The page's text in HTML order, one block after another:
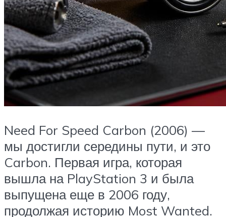
Need For Speed Carbon (2006) —
мы достигли середины пути, и это
Carbon. Первая игра, которая
вышла на PlayStation 3 и была
выпущена еще в 2006 году,
продолжая историю Most Wanted.